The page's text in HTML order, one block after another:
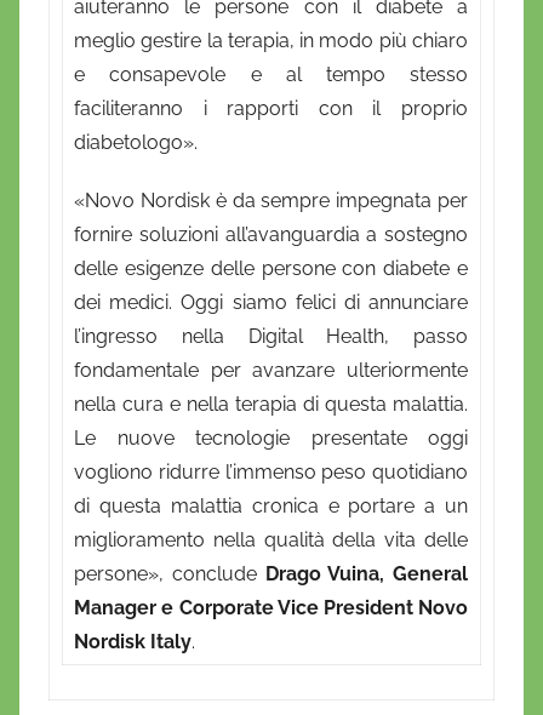
aiuteranno le persone con il diabete a
meglio gestire la terapia, in modo più chiaro
e consapevole e al tempo stesso
faciliteranno i rapporti con il proprio
diabetologo».
«Novo Nordisk è da sempre impegnata per
fornire soluzioni all’avanguardia a sostegno
delle esigenze delle persone con diabete e
dei medici. Oggi siamo felici di annunciare
l’ingresso nella Digital Health, passo
fondamentale per avanzare ulteriormente
nella cura e nella terapia di questa malattia.
Le nuove tecnologie presentate oggi
vogliono ridurre l’immenso peso quotidiano
di questa malattia cronica e portare a un
miglioramento nella qualità della vita delle
persone», conclude Drago Vuina, General
Manager e Corporate Vice President Novo
Nordisk Italy.